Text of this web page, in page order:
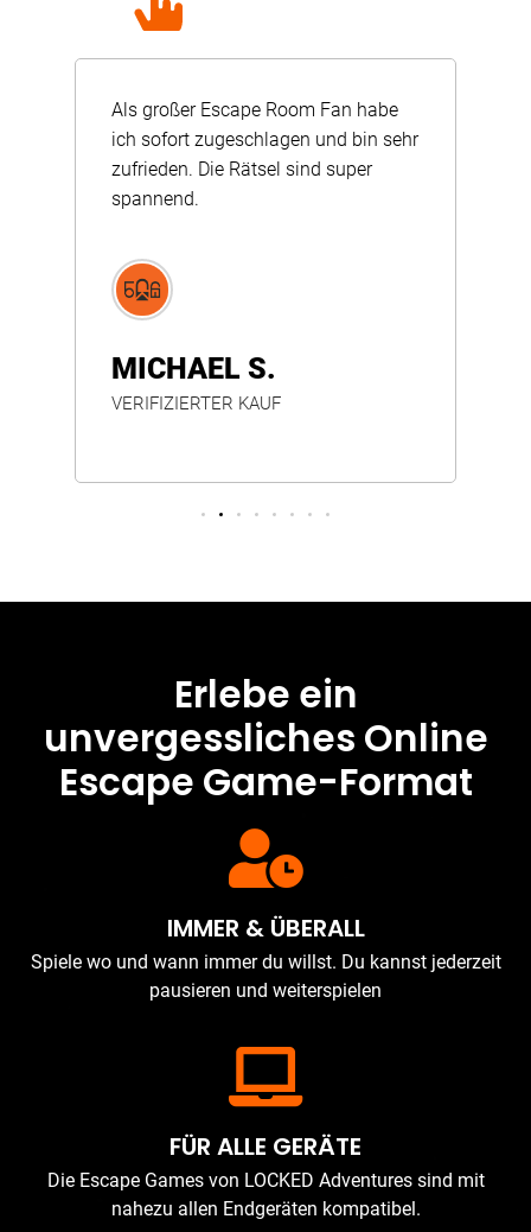
Als großer Escape Room Fan habe
ich sofort zugeschlagen und bin sehr
zufrieden. Die Rätsel sind super
spannend.
MICHAEL S.
VERIFIZIERTER KAUF
Erlebe ein
unvergessliches Online
Escape Game-Format
IMMER & ÜBERALL
Spiele wo und wann immer du willst. Du kannst jederzeit
pausieren und weiterspielen
FÜR ALLE GERÄTE
Die Escape Games von LOCKED Adventures sind mit
nahezu allen Endgeräten kompatibel.